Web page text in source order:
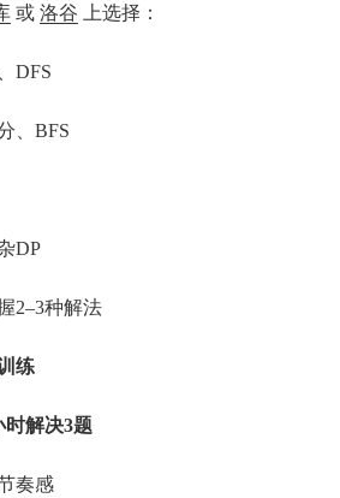
或洛谷 上选择：
DFS
、BFS
DP
2–3种解法
练
时解决3题
奏感